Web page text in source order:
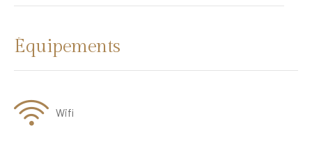
Équipements
Wifi